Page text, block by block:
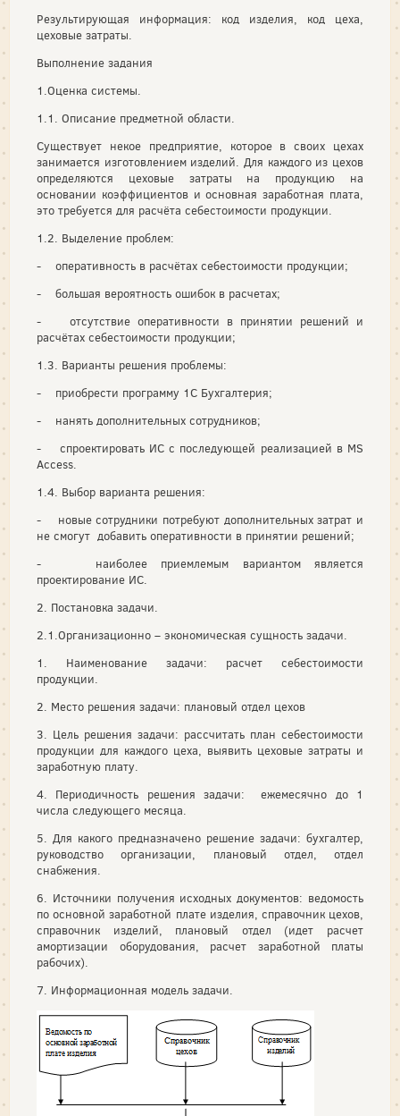
Результирующая информация: код изделия, код цеха,
цеховые затраты.
Выполнение задания
1.Оценка системы.
1.1. Описание предметной области.
Существует некое предприятие, которое в своих цехах
занимается изготовлением изделий. Для каждого из цехов
определяются цеховые затраты на продукцию на
основании коэффициентов и основная заработная плата,
это требуется для расчёта себестоимости продукции.
1.2. Выделение проблем:
- оперативность в расчётах себестоимости продукции;
- большая вероятность ошибок в расчетах;
- отсутствие оперативности в принятии решений и
расчётах себестоимости продукции;
1.3. Варианты решения проблемы:
- приобрести программу 1С Бухгалтерия;
- нанять дополнительных сотрудников;
- спроектировать ИС с последующей реализацией в MS
Access.
1.4. Выбор варианта решения:
- новые сотрудники потребуют дополнительных затрат и
не смогут добавить оперативности в принятии решений;
- наиболее приемлемым вариантом является
проектирование ИС.
2. Постановка задачи.
2.1.Организационно – экономическая сущность задачи.
1. Наименование задачи: расчет себестоимости
продукции.
2. Место решения задачи: плановый отдел цехов
3. Цель решения задачи: рассчитать план себестоимости
продукции для каждого цеха, выявить цеховые затраты и
заработную плату.
4. Периодичность решения задачи: ежемесячно до 1
числа следующего месяца.
5. Для какого предназначено решение задачи: бухгалтер,
руководство организации, плановый отдел, отдел
снабжения.
6. Источники получения исходных документов: ведомость
по основной заработной плате изделия, справочник цехов,
справочник изделий, плановый отдел (идет расчет
амортизации оборудования, расчет заработной платы
рабочих).
7. Информационная модель задачи.